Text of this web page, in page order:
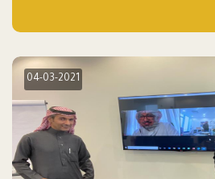
04-03-2021